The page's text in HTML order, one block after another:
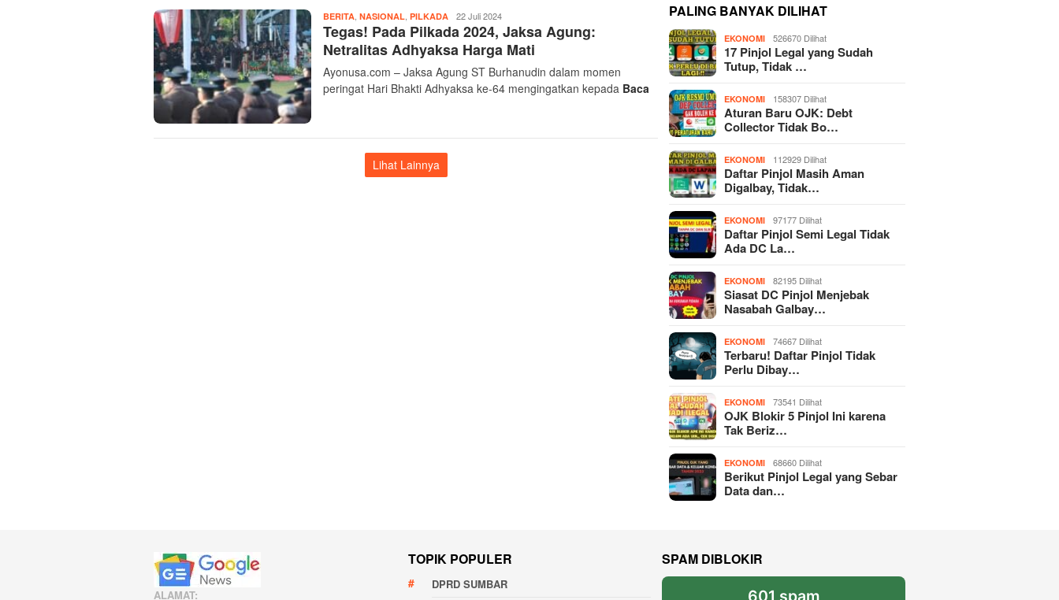
BERITA, NASIONAL, PILKADA Admin
Ayonusa
22 Juli 2024
Tegas! Pada Pilkada 2024, Jaksa Agung:
Netralitas Adhyaksa Harga Mati
Ayonusa.com – Jaksa Agung ST Burhanudin dalam momen
peringat Hari Bhakti Adhyaksa ke-64 mengingatkan kepada Baca
Lihat Lainnya
PALING BANYAK DILIHAT
EKONOMI 526670 Dilihat
17 Pinjol Legal yang Sudah
Tutup, Tidak …
EKONOMI 158307 Dilihat
Aturan Baru OJK: Debt
Collector Tidak Bo…
EKONOMI 112929 Dilihat
Daftar Pinjol Masih Aman
Digalbay, Tidak…
EKONOMI 97177 Dilihat
Daftar Pinjol Semi Legal Tidak
Ada DC La…
EKONOMI 82195 Dilihat
Siasat DC Pinjol Menjebak
Nasabah Galbay…
EKONOMI 74667 Dilihat
Terbaru! Daftar Pinjol Tidak
Perlu Dibay…
EKONOMI 73541 Dilihat
OJK Blokir 5 Pinjol Ini karena
Tak Beriz…
EKONOMI 68660 Dilihat
Berikut Pinjol Legal yang Sebar
Data dan…
ALAMAT:
TOPIK POPULER
DPRD SUMBAR
SPAM DIBLOKIR
601 spam